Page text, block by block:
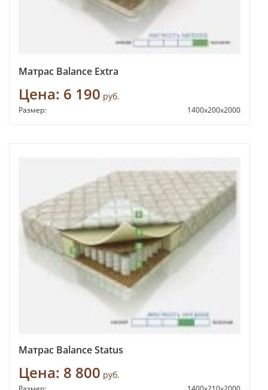
Матрас Balance Extra
Цена: 6 190 руб.
Размер: 1400x200x2000
Матрас Balance Status
Цена: 8 800 руб.